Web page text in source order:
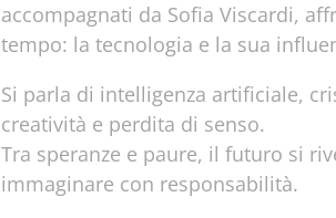
accompagnati da Sofia Viscardi,
tempo: la tecnologia e la sua
Si parla di intelligenza artificiale,
creatività e perdita di senso.
Tra speranze e paure, il futuro si
immaginare con responsabilità.